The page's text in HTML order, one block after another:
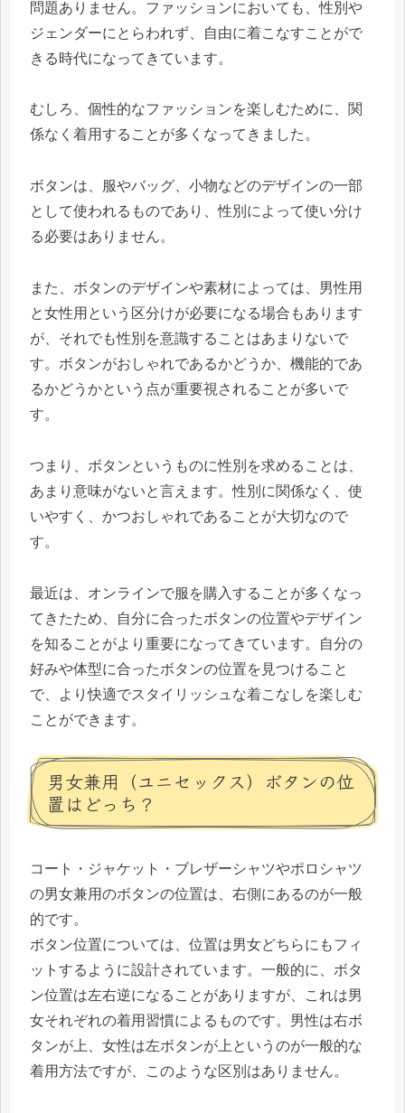
問題ありません。ファッションにおいても、性別や
ジェンダーにとらわれず、自由に着こなすことがで
きる時代になってきています。
むしろ、個性的なファッションを楽しむために、関
係なく着用することが多くなってきました。
ボタンは、服やバッグ、小物などのデザインの一部
として使われるものであり、性別によって使い分け
る必要はありません。
また、ボタンのデザインや素材によっては、男性用
と女性用という区分けが必要になる場合もあります
が、それでも性別を意識することはあまりないで
す。ボタンがおしゃれであるかどうか、機能的であ
るかどうかという点が重要視されることが多いで
す。
つまり、ボタンというものに性別を求めることは、
あまり意味がないと言えます。性別に関係なく、使
いやすく、かつおしゃれであることが大切なので
す。
最近は、オンラインで服を購入することが多くなっ
てきたため、自分に合ったボタンの位置やデザイン
を知ることがより重要になってきています。自分の
好みや体型に合ったボタンの位置を見つけること
で、より快適でスタイリッシュな着こなしを楽しむ
ことができます。
男女兼用（ユニセックス）ボタンの位
置はどっち？
コート・ジャケット・ブレザーシャツやポロシャツ
の男女兼用のボタンの位置は、右側にあるのが一般
的です。
ボタン位置については、位置は男女どちらにもフィ
ットするように設計されています。一般的に、ボタ
ン位置は左右逆になることがありますが、これは男
女それぞれの着用習慣によるものです。男性は右ボ
タンが上、女性は左ボタンが上というのが一般的な
着用方法ですが、このような区別はありません。